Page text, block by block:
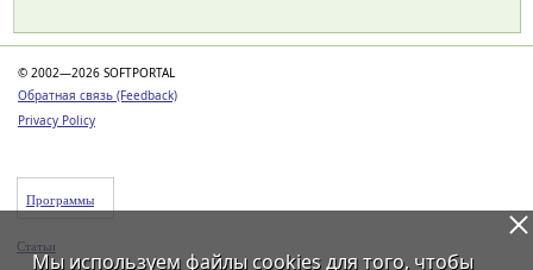
© 2002—2026 SOFTPORTAL
Обратная связь (Feedback)
Privacy Policy
Программы
Статьи
Мы используем файлы cookiesдля того, чтобы